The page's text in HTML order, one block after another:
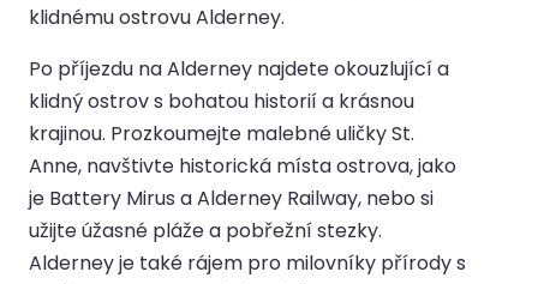
klidnému ostrovu Alderney.
Po příjezdu na Alderney najdete okouzlující a
klidný ostrov s bohatou historií a krásnou
krajinou. Prozkoumejte malebné uličky St.
Anne, navštivte historická místa ostrova, jako
je Battery Mirus a Alderney Railway, nebo si
užijte úžasné pláže a pobřežní stezky.
Alderney je také rájem pro milovníky přírody s